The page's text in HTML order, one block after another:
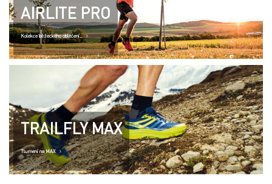
AIRLITE PRO
Kolekce běžeckého oblečení..
TRAILFLY MAX
Tlumení na MAX